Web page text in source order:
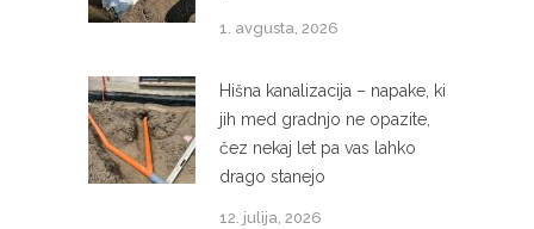
1. avgusta, 2026
Hišna kanalizacija – napake, ki
jih med gradnjo ne opazite,
čez nekaj let pa vas lahko
drago stanejo
12. julija, 2026